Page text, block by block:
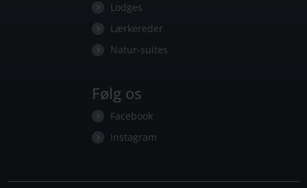
Lodges
Lærkereder
Natur-suites
Følg os
Facebook
Instagram